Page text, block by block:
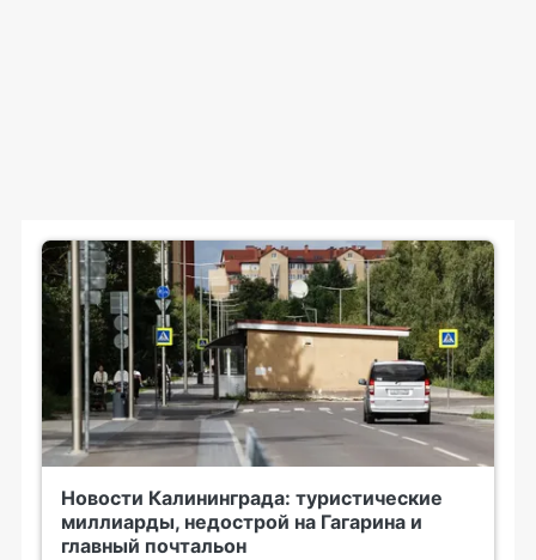
Новости Калининграда: туристические
миллиарды, недострой на Гагарина и
главный почтальон